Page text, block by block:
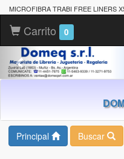
MICROFIBRA TRABI FREE LINERS
Carrito 0
Principal Buscar